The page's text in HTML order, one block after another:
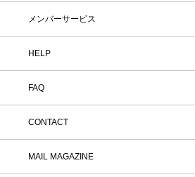
メンバーサービス
HELP
FAQ
CONTACT
MAIL MAGAZINE